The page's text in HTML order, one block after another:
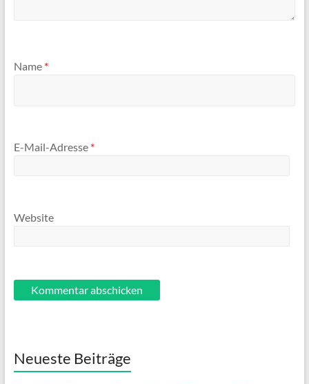
Name *
E-Mail-Adresse *
Website
Neueste Beiträge